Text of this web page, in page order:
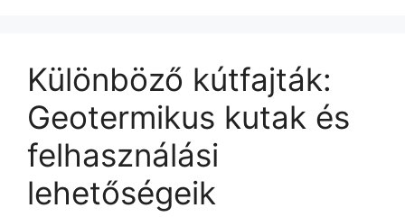
Különböző kútfajták:
Geotermikus kutak és
felhasználási
lehetőségeik